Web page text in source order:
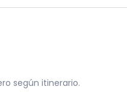
traslado al aeropuerto
según itinerario.